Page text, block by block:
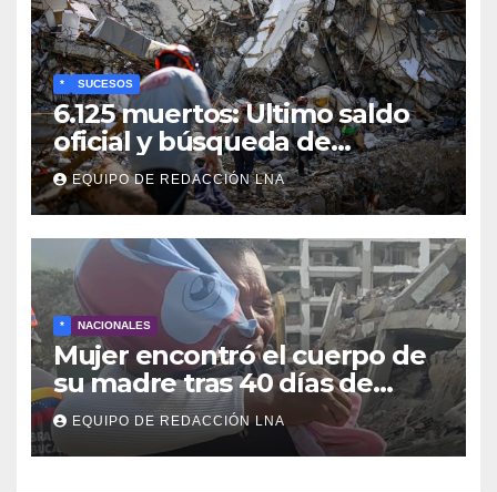
activos
* SUCESOS
6.125 muertos: Ultimo saldo
oficial y búsqueda de
cadáveres continúa entre los
escombros
EQUIPO DE REDACCIÓN LNA
* NACIONALES
Mujer encontró el cuerpo de
su madre tras 40 días de
búsqueda en Tanaguarena
EQUIPO DE REDACCIÓN LNA